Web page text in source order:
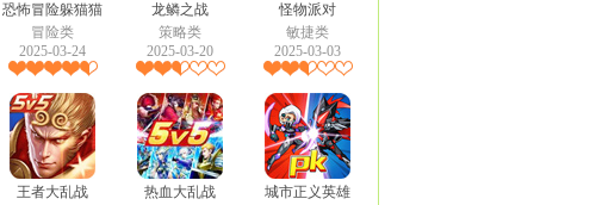
恐怖冒险躲猫猫
冒险类
2025-03-24
龙鳞之战
策略类
2025-03-20
怪物派对
敏捷类
2025-03-03
王者大乱战
热血大乱战
城市正义英雄